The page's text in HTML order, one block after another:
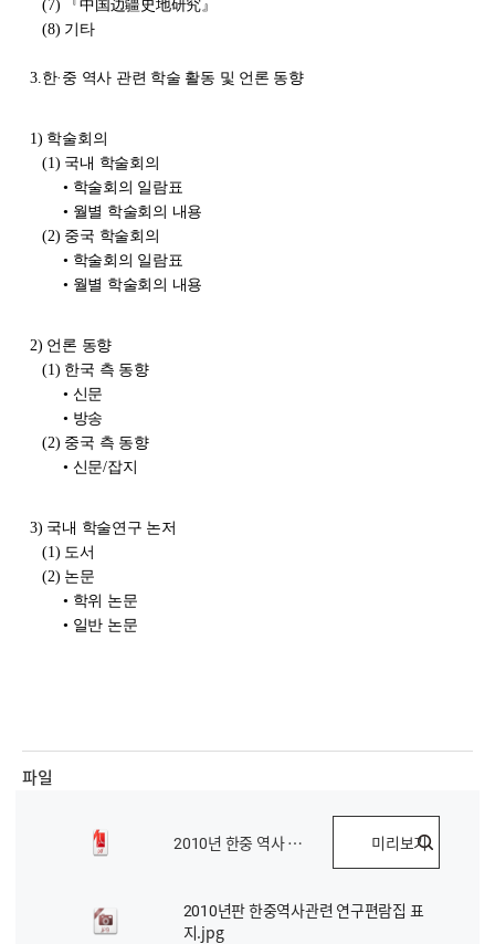
(7)
『中国边疆史地研究』
(8) 기타
3. 한· 중 역사 관련 학술 활동 및 언론 동향
1) 학술회의
(1) 국내 학술회의
• 학술회의 일람표
• 월별 학술회의 내용
(2) 중국 학술회의
• 학술회의 일람표
• 월별 학술회의 내용
2) 언론 동향
(1) 한국 측 동향
• 신문
• 방송
(2) 중국 측 동향
• 신문/잡지
3) 국내 학술연구 논저
(1) 도서
(2) 논문
• 학위 논문
• 일반 논문
파일
2010년 한중 역사 관련 연구편람집.pdf 미리보기
2010년판 한중역사관련 연구편람집 표
지.jpg